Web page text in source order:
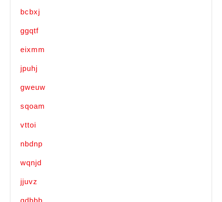
bcbxj
ggqtf
eixmm
jpuhj
gweuw
sqoam
vttoi
nbdnp
wqnjd
jjuvz